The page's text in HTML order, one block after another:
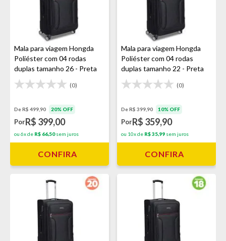
Mala para viagem Hongda
Poliéster com 04 rodas
duplas tamanho 26 - Preta
(0)
De R$ 499,90 20% OFF
PorR$ 399,00
ou 6x de R$ 66,50sem juros
CONFIRA
Mala para viagem Hongda
Poliéster com 04 rodas
duplas tamanho 22 - Preta
(0)
De R$ 399,90 10% OFF
PorR$ 359,90
ou 10x de R$ 35,99 sem juros
CONFIRA